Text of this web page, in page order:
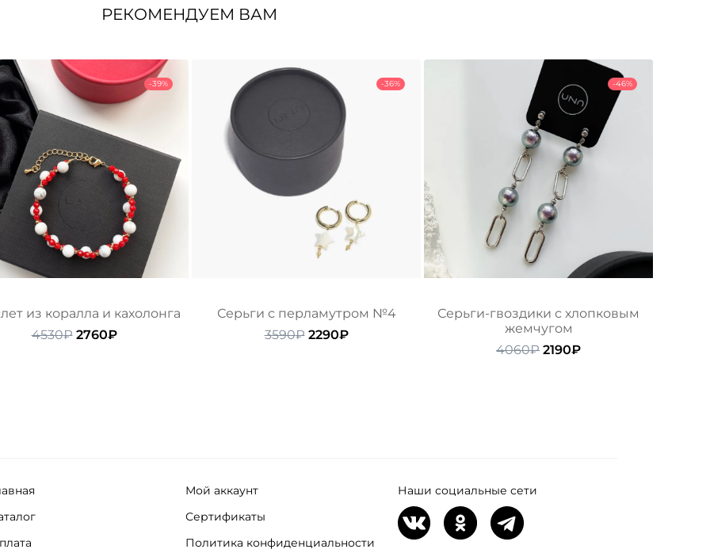
РЕКОМЕНДУЕМ ВАМ
-39%
из коралла и кахолонга
4530₽ Первоначальная
2760₽Текущая
-36%
Серьги с перламутром №4
3590₽ Первоначальная
2290₽Текущая
-46%
Серьги-гвоздики с хлопковым
жемчугом
4060₽ Первоначальная
2190₽Текущая
Мой аккаунт
Сертификаты
Политика конфиденциальности
Наши социальные сети